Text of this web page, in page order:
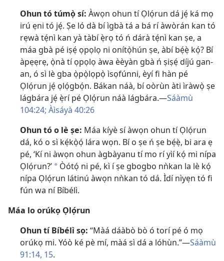
Ohun tó túmọ̀ sí: Àwọn ohun tí Ọlọ́run dá jẹ́ ká mọ
irú ẹni tó jẹ́. Ṣe ló dà bí ìgbà tá a bá rí àwòrán kan tó
rẹwà tẹ́nì kan yà tàbí ẹ̀rọ tó ń dárà tẹ́nì kan ṣe, a
máa gbà pé iṣẹ́ ọpọlọ ni onítọ̀hún ṣe, àbí bẹ́ẹ̀ kọ́? Bí
àpẹẹrẹ, ọ̀nà tí ọpọlọ àwa èèyàn gbà ń ṣiṣẹ́ díjú gan-
an, ó sì lè gba ọ̀pọ̀lọpọ̀ ìsọfúnni, èyí fi hàn pé
Ọlọ́run jẹ́ ọlọ́gbọ́n. Bákan náà, bí oòrùn àti ìràwọ̀ ṣe
lágbára jẹ́ ẹ̀rí pé Ọlọ́run náà lágbára.​—Sáàmù
104:24; Àìsáyà 40:26
Ohun tó o lè ṣe: Máa kíyè sí àwọn ohun tí Ọlọ́run
dá, kó o sì kẹ́kọ̀ọ́ lára wọn. Bí o ṣe ń ṣe bẹ́ẹ̀, bi ara ẹ
pé, ‘Kí ni àwọn ohun àgbàyanu tí mo rí yìí kọ́ mi nípa
Ọlọ́run?’ a Òótọ́ ni pé, kì í ṣe gbogbo nǹkan la lè kọ́
nípa Ọlọ́run látinú àwọn nǹkan tó dá. Ìdí nìyẹn tó fi
fún wa ní Bíbélì.
Máa lo orúkọ Ọlọ́run
Ohun tí Bíbélì sọ: “Màá dáàbò bò ó torí pé ó mọ
orúkọ mi. Yóò ké pè mí, màá sì dá a lóhùn.”​—Sáàmù
91:14, 15.